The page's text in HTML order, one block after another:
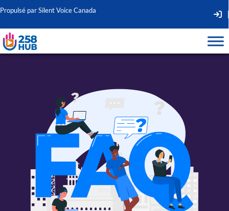
Propulsé par Silent Voice Canada